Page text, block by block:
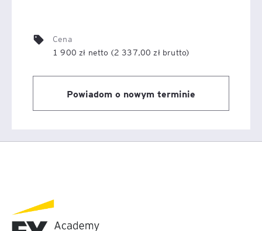
Cena
1 900 zł netto (2 337,00 zł brutto)
Powiadom o nowym terminie